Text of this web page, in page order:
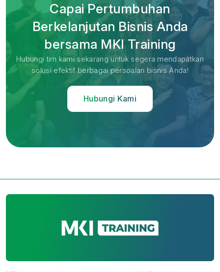
Capai Pertumbuhan
Berkelanjutan Bisnis Anda
bersama MKI Training
Hubungi tim kami sekarang untuk segera mendapatkan
solusi efektif berbagai persoalan bisnis Anda!
Hubungi Kami